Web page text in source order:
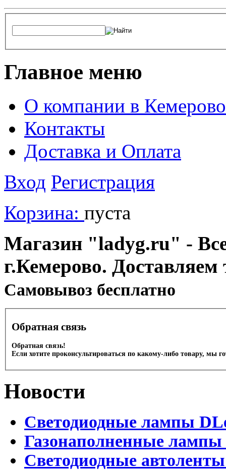
Главное меню
О компании в Кемерово
Контакты
Доставка и Оплата
Вход Регистрация
Корзина: пуста
Магазин "ladyg.ru" -
г.Кемерово.
Cамовывоз бесплатно
Обратная связь
Обратная связь!
Если хотите проконсультироваться по какому-либо товару, мы
Новости
Светодиодные лампы
Газонаполненные
Светодиодные